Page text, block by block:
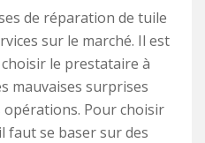
de réparation de tuile
sur le marché. Il est
le prestataire à
mauvaises surprises
Pour choisir
se baser sur des